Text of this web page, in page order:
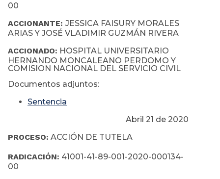
00
ACCIONANTE: JESSICA FAISURY MORALES
ARIAS Y JOSÉ VLADIMIR GUZMÁN RIVERA
ACCIONADO: HOSPITAL UNIVERSITARIO
HERNANDO MONCALEANO PERDOMO Y
COMISION NACIONAL DEL SERVICIO CIVIL
Documentos adjuntos:
Sentencia
Abril 21 de 2020
PROCESO: ACCIÓN DE TUTELA
RADICACIÓN: 41001-41-89-001-2020-000134-
00